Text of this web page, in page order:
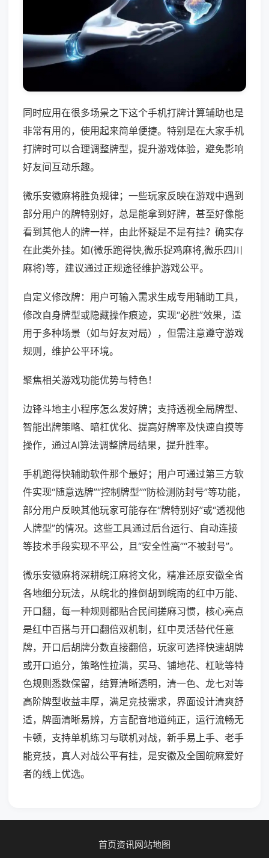
同时应用在很多场景之下这个手机打牌计算辅助也是
非常有用的，使用起来简单便捷。特别是在大家手机
打牌时可以合理调整牌型，提升游戏体验，避免影响
好友间互动乐趣。
微乐安徽麻将胜负规律；一些玩家反映在游戏中遇到
部分用户的牌特别好，总是能拿到好牌，甚至好像能
看到其他人的牌一样，由此怀疑是不是有挂？确实存
在此类外挂。如(微乐跑得快,微乐捉鸡麻将,微乐四川
麻将)等，建议通过正规途径维护游戏公平。
自定义修改牌：用户可输入需求生成专用辅助工具，
修改自身牌型或隐藏操作痕迹，实现“必胜”效果，适
用于多种场景（如与好友对局），但需注意遵守游戏
规则，维护公平环境。
聚焦相关游戏功能优势与特色！
边锋斗地主小程序怎么发好牌；支持透视全局牌型、
智能出牌策略、暗杠优化、提高好牌率及快速自摸等
操作，通过AI算法调整牌局结果，提升胜率。
手机跑得快辅助软件那个最好；用户可通过第三方软
件实现“随意选牌”“控制牌型”“防检测防封号”等功能，
部分用户反映其他玩家可能存在“牌特别好”或“透视他
人牌型”的情况。这些工具通过后台运行、自动连接
等技术手段实现不平公，且“安全性高”“不被封号”。
微乐安徽麻将深耕皖江麻将文化，精准还原安徽全省
各地细分玩法，从皖北的推倒胡到皖南的红中万能、
开口翻，每一种规则都贴合民间搓麻习惯，核心亮点
是红中百搭与开口翻倍双机制，红中灵活替代任意
牌，开口后胡牌分数直接翻倍，玩家可选择快速胡牌
或开口追分，策略性拉满，买马、铺地花、杠呲等特
色规则悉数保留，结算清晰透明，清一色、龙七对等
高阶牌型收益丰厚，满足竞技需求，界面设计清爽舒
适，牌面清晰易辨，方言配音地道纯正，运行流畅无
卡顿，支持单机练习与联机对战，新手易上手、老手
能竞技，真人对战公平有挂，是安徽及全国皖麻爱好
者的线上优选。
首页资讯网站地图